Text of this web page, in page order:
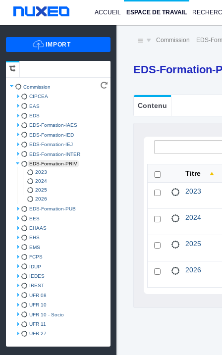
ACCUEIL ESPACE DE TRAVAIL
Commission
CIPCEA
EAS
EDS
EDS-Formation-IAES
EDS-Formation-IED
EDS-Formation-IEJ
EDS-Formation-INTER
EDS-Formation-PRIV
2023
2024
2025
2026
EDS-Formation-PUB
EES
EHAAS
EHS
EMS
FCPS
IDUP
IEDES
IREST
UFR 08
UFR 10
UFR 10 - Socio
UFR 11
UFR 27
Commission EDS-
EDS-Formation-
Contenu
Titre
2023
2024
2025
2026